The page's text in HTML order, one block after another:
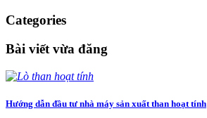
Categories
Bài viết vừa đăng
Hướng dẫn đầu tư nhà máy sản xuất than hoạt tính